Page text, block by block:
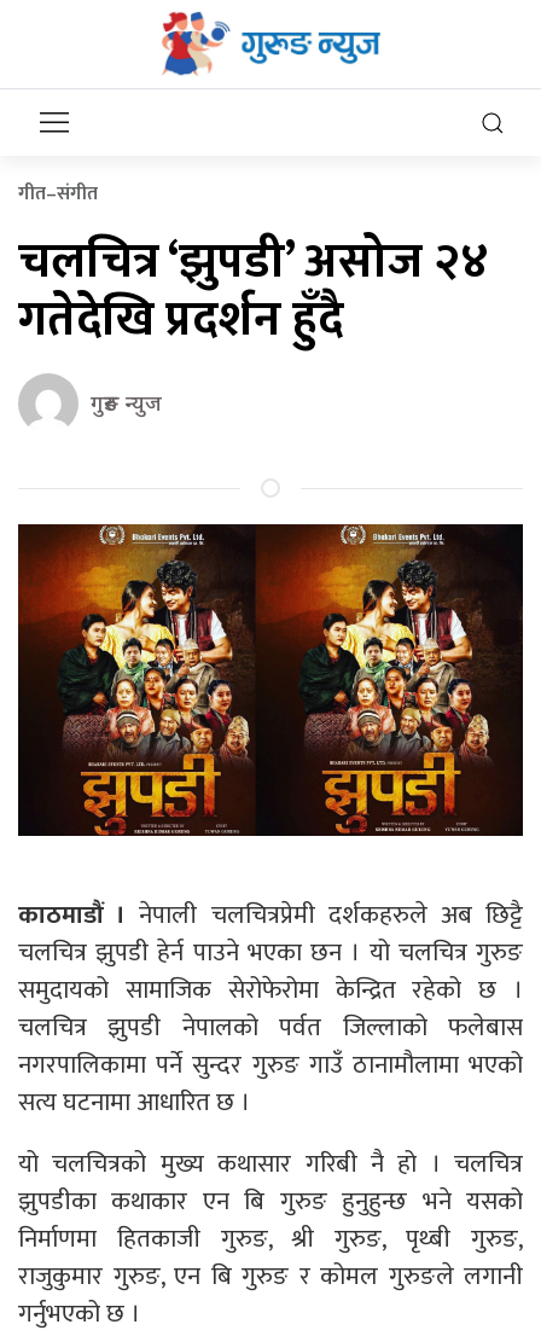
गीत–संगीत
चलचित्र ‘झुपडी’ असोज २४
गतेदेखि प्रदर्शन हुँदै
गुरुङ न्युज
काठमाडौं । नेपाली चलचित्रप्रेमी दर्शकहरुले अब छिट्टै
चलचित्र झुपडी हेर्न पाउने भएका छन । यो चलचित्र गुरुङ
समुदायको सामाजिक सेरोफेरोमा केन्द्रित रहेको छ ।
चलचित्र झुपडी नेपालको पर्वत जिल्लाको फलेबास
नगरपालिकामा पर्ने सुन्दर गुरुङ गाउँ ठानामौलामा भएको
सत्य घटनामा आधारित छ ।
यो चलचित्रको मुख्य कथासार गरिबी नै हो । चलचित्र
झुपडीका कथाकार एन बि गुरुङ हुनुहुन्छ भने यसको
निर्माणमा हितकाजी गुरुङ, श्री गुरुङ, पृथ्बी गुरुङ,
राजुकुमार गुरुङ, एन बि गुरुङ र कोमल गुरुङले लगानी
गर्नुभएको छ ।